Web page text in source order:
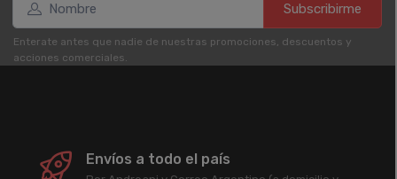
Subscribirme
Enterate antes que nadie de nuestras promociones, descuentos y
acciones comerciales.
Envíos a todo el país